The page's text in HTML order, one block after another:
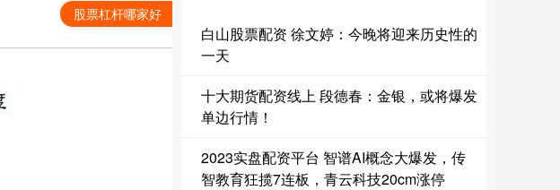
股票杠杆哪家好
白山股票配资 徐文婷：今晚将迎来历史性的
一天
十大期货配资线上 段德春：金银，或将爆发
单边行情！
2023实盘配资平台 智谱AI概念大爆发，传
智教育狂揽7连板，青云科技20cm涨停